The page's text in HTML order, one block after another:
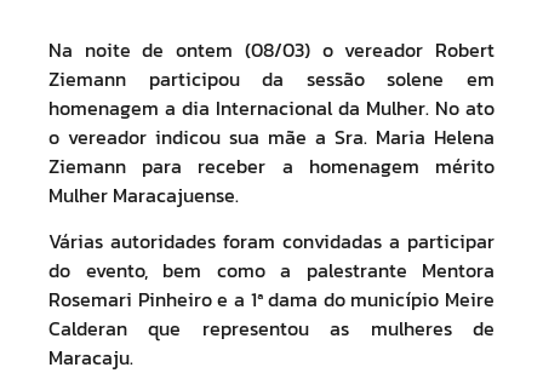
Na noite de ontem (08/03) o vereador Robert
Ziemann participou da sessão solene em
homenagem a dia Internacional da Mulher. No ato
o vereador indicou sua mãe a Sra. Maria Helena
Ziemann para receber a homenagem mérito
Mulher Maracajuense.
Várias autoridades foram convidadas a participar
do evento, bem como a palestrante Mentora
Rosemari Pinheiro e a 1ª dama do município Meire
Calderan que representou as mulheres de
Maracaju.